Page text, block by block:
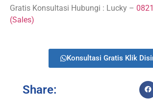
Gratis Konsultasi Hubungi : Lucky –
(Sales)
Konsultasi Gratis Klik
Share: